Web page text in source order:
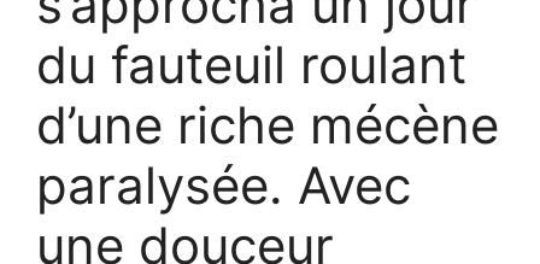
du fauteuil roulant
d’une riche mécène
paralysée. Avec
une douceur